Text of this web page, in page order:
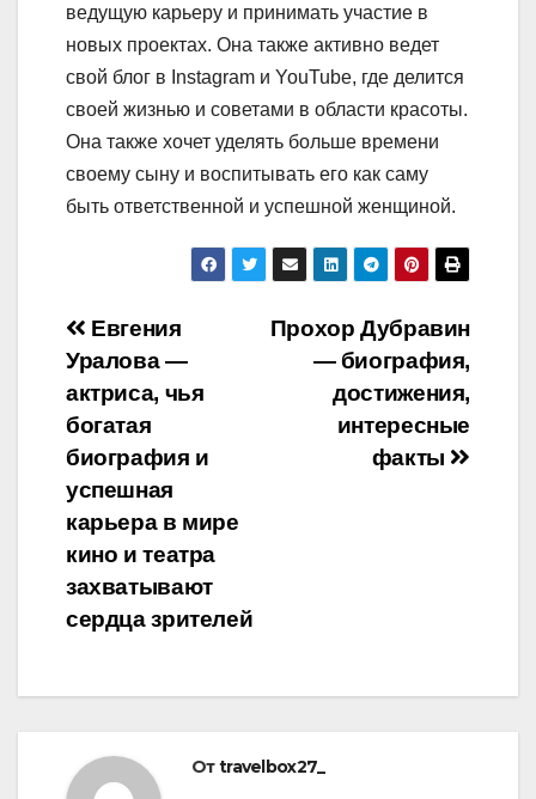
ведущую карьеру и принимать участие в
новых проектах. Она также активно ведет
свой блог в Instagram и YouTube, где делится
своей жизнью и советами в области красоты.
Она также хочет уделять больше времени
своему сыну и воспитывать его как саму
быть ответственной и успешной женщиной.
Навигация
по
записям
Прохор Дубравин
— биография,
достижения,
интересные
факты
Евгения
Уралова —
актриса, чья
богатая
биография и
успешная
карьера в мире
кино и театра
захватывают
сердца зрителей
Отtravelbox27_